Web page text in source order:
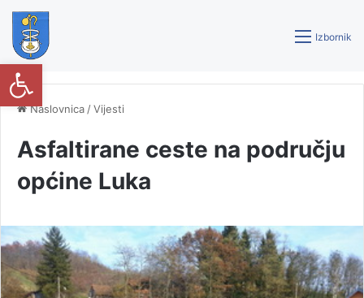
Izbornik
Naslovnica /Vijesti
Asfaltirane ceste na području
općine Luka
Open toolbar